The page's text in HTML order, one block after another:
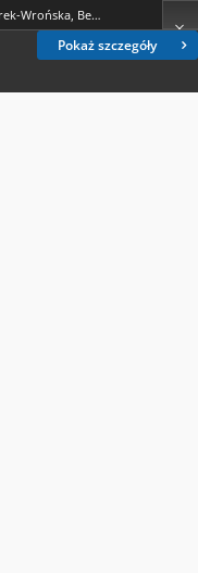
Pokaż szczegóły
Tworek-Wrońska, Beata.